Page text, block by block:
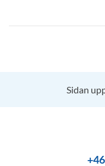
Sidan